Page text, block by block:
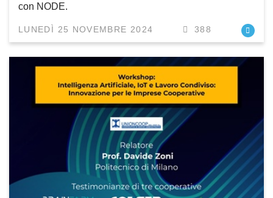
con NODE.
LUNEDÌ 25 NOVEMBRE 2024 388